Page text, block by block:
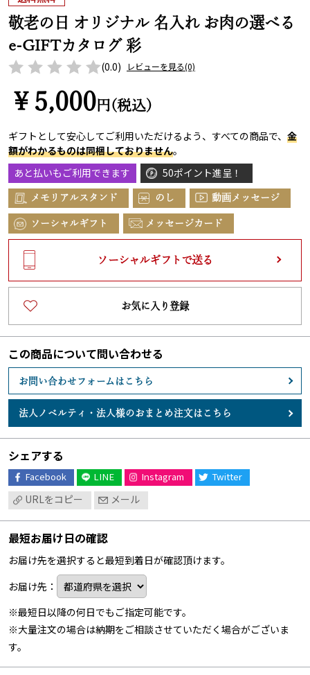
敬老の日 オリジナル 名入れ お肉の選べる
e-GIFTカタログ 彩
(0.0) レビューを見る(0)
￥5,000 円(税込)
ギフトとして安心してご利用いただけるよう、すべての商品で、 金
額がわかるものは同梱しておりません。
あと払いもご利用できます
50ポイント進呈！
メモリアルスタンド のし 動画メッセージ
ソーシャルギフト メッセージカード
ソーシャルギフトで送る
お気に入り登録
この商品について問い合わせる
お問い合わせフォームはこちら
法人ノベルティ・ 法人様のおまとめ注文はこちら
シェアする
Facebook LINE Instagram Twitter
URLをコピー メール
最短お届け日の確認
お届け先を選択すると最短到着日が確認頂けます。
お届け先：
※最短日以降の何日でもご指定可能です。
※大量注文の場合は納期をご相談させていただく場合がございま
す。